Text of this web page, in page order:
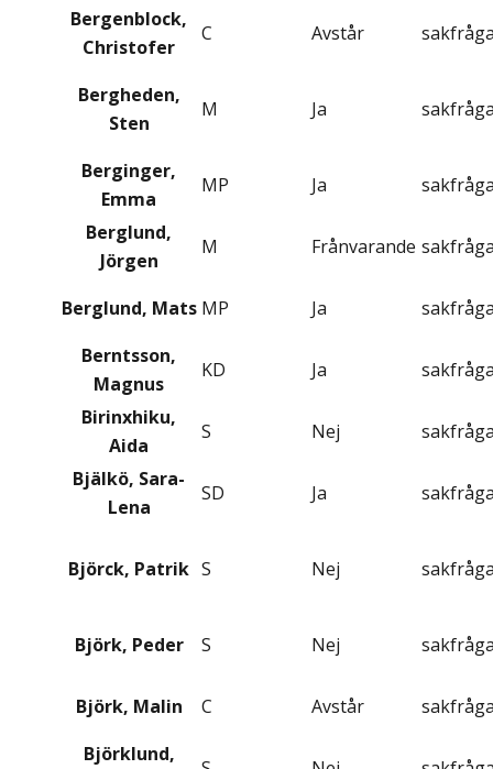
Bergenblock,
Christofer
C Avstår
Bergheden,
Sten
M Ja
Berginger,
Emma
MP Ja
Berglund,
Jörgen
M Frånvarande
Berglund, Mats MP Ja
Berntsson,
Magnus
KD Ja
Birinxhiku,
Aida
S Nej
Bjälkö, Sara-
Lena
SD Ja
Björck, Patrik S Nej
Björk, Peder S Nej
Björk, Malin C Avstår
Björklund,